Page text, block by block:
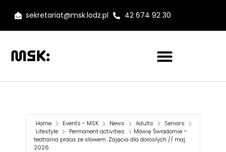
sekretariat@msk.lodz.pl 42 674 92 30
Home Events - MSK News Adults
Seniors
Lifestyle
Permanent activities
Mówię Świadomie –
teatralna praca ze słowem. Zajęcia dla dorosłych // maj
2026